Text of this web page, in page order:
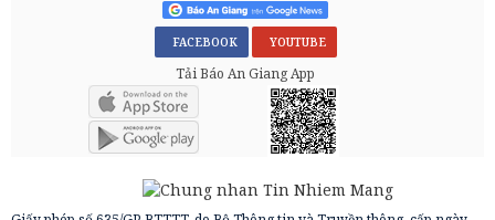
FACEBOOK YOUTUBE
Tải Báo An Giang App